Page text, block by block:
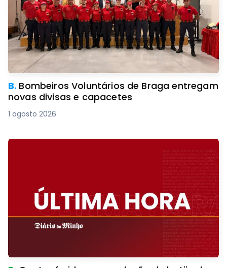
B. Bombeiros Voluntários de Braga entregam
novas divisas e capacetes
1 agosto 2026